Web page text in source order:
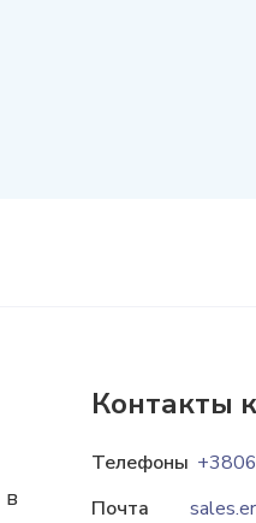
Контакты
Телефоны
Почта